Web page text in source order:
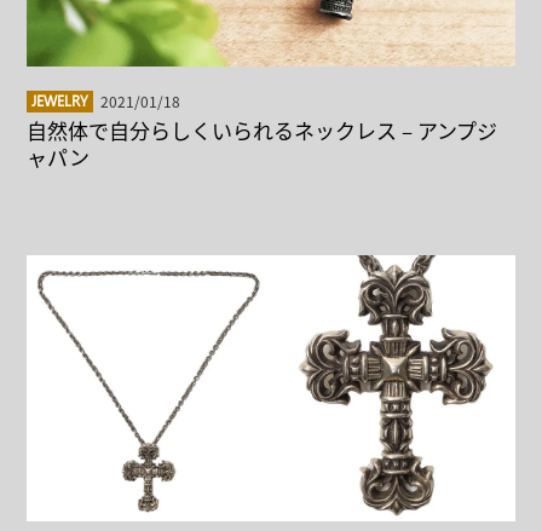
JEWELRY 2021/01/18
自然体で自分らしくいられるネックレス – アンプジ
ャパン